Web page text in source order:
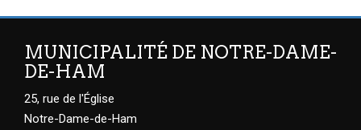
MUNICIPALITÉ DE NOTRE-DAME-
DE-HAM
25, rue de l'Église
Notre-Dame-de-Ham